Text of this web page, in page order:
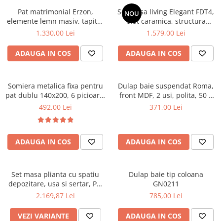
Mese gradinita
Scaune gradinita
Set mese si scaune gradinita
Mobilier copii
Scaune birou pentru copii
Saltele patuturi copii
Seturi comode living si dormitor
Pat matrimonial Erzon,
elemente lemn masiv, tapitat
cu stofa, cu somiera,140x200
1.330,00 Lei
ADAUGA IN COS
NOU
Set masa living Elegant FDT4,
blat caramica, structura
metalica, 140x80x75 cm,
FDC2, tapiterie catifea, 90 kg,
bej
1.579,00 Lei
ADAUGA IN COS
Somiera metalica fixa pentru
pat dublu 140x200, 6 picioare,
32 lamele lemn fag, benzi
negru
492,00 Lei
ADAUGA IN COS
Dulap baie suspendat Roma,
front MDF, 2 usi, polita, 50 x
68 cm, alb
371,00 Lei
ADAUGA IN COS
Set masa plianta cu spatiu
depozitare, usa si sertar, Pal
Melaminat, 160x96x80 cm si 6
cu piele ecologica, nuc
2.169,87 Lei
VEZI VARIANTE
Dulap baie tip coloana
GN0211
785,00 Lei
ADAUGA IN COS